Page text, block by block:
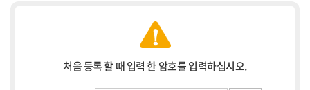
처음 등록 할 때 입력 한 암호를 입력하십시오.